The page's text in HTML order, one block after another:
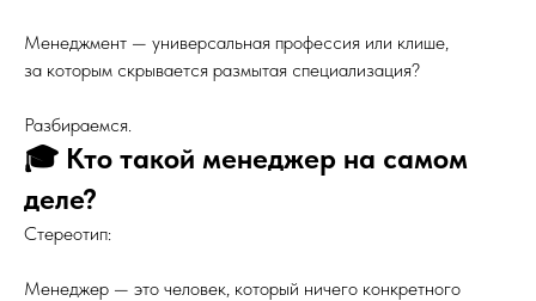
Менеджмент — универсальная профессия или клише,
за которым скрывается размытая специализация?
Разбираемся.
🎓 Кто такой менеджер на самом
деле?
Стереотип:
Менеджер — это человек, который ничего конкретного